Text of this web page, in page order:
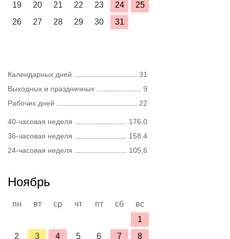
19
20 21 22 23 24
25
26
27 28 29 30 31
Календарных дней
31
Выходных и праздничных
9
Рабочих дней
22
40-часовая неделя
176,0
36-часовая неделя
158,4
24-часовая неделя
105,6
Ноябрь
пн вт ср чт пт сб
вс
1
2
3 4 5 6 7 8